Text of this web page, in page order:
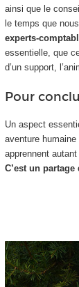
ainsi que le
le temps que
experts-
essentielle, que
d’un support,
Pour
Un aspect
aventure
apprennent autant
C’est un